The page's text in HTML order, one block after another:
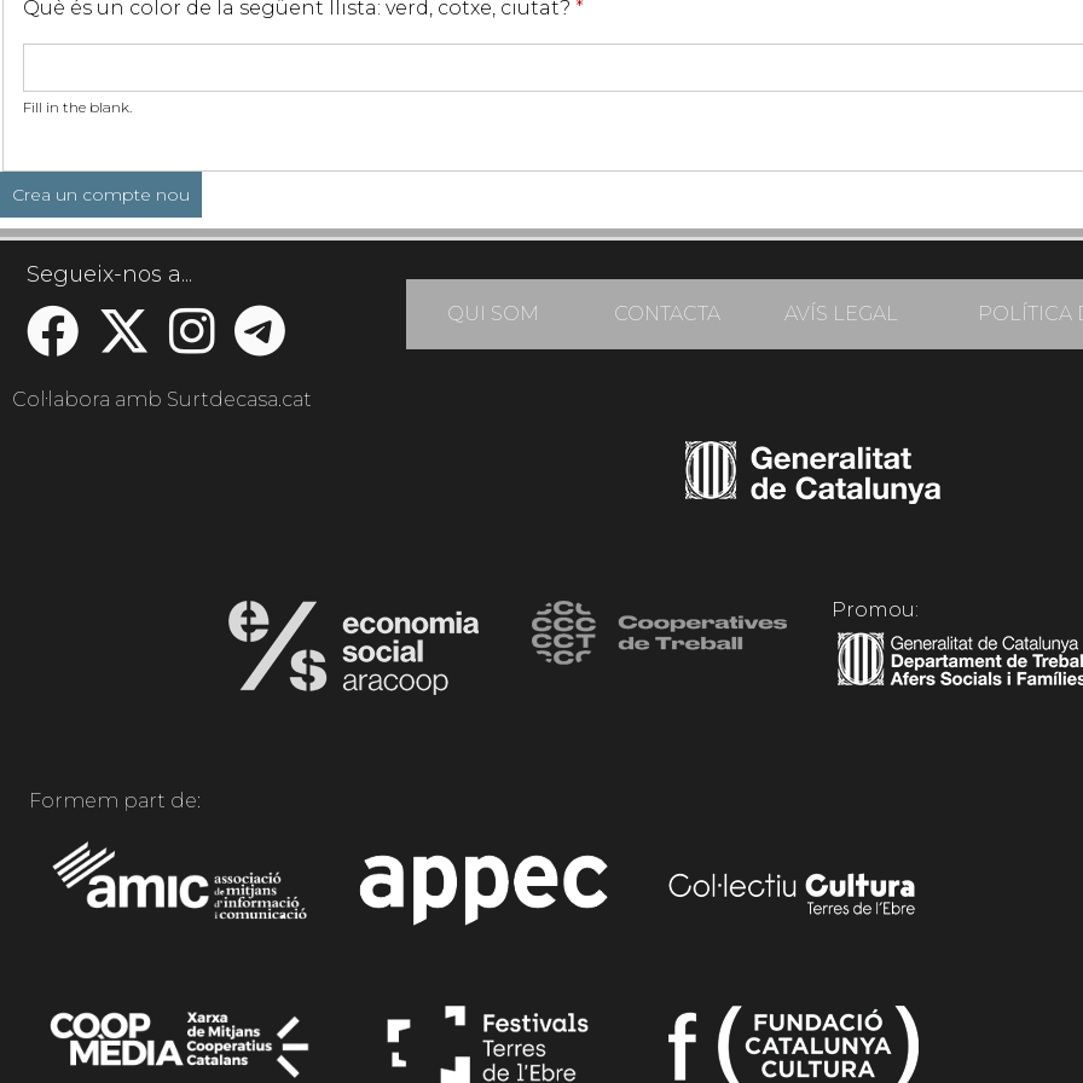
Què és un color de la següent llista: verd, cotxe, ciutat? *
Fill in the blank.
Segueix-nos a...
QUI SOM CONTACTA AVÍS LEGAL POLÍTICA
Col·labora amb Surtdecasa.cat
Promou:
Formem part de: